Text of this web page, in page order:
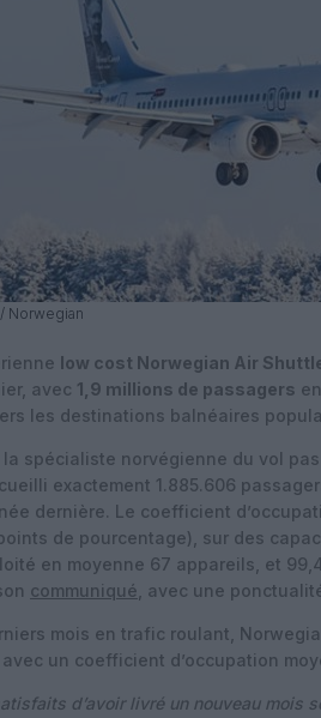
Norwegian
low cost Norwegian Air
avec 1,9 millions de passagers
les destinations balnéaires
spécialiste norvégienne du vol pas
exactement 1.885.606
dernière. Le coefficient
de pourcentage), sur des
en moyenne 67 appareils, et
communiqué , avec une
mois en trafic roulant,
un coefficient d’occupation
d’avoir livré un nouveau mois